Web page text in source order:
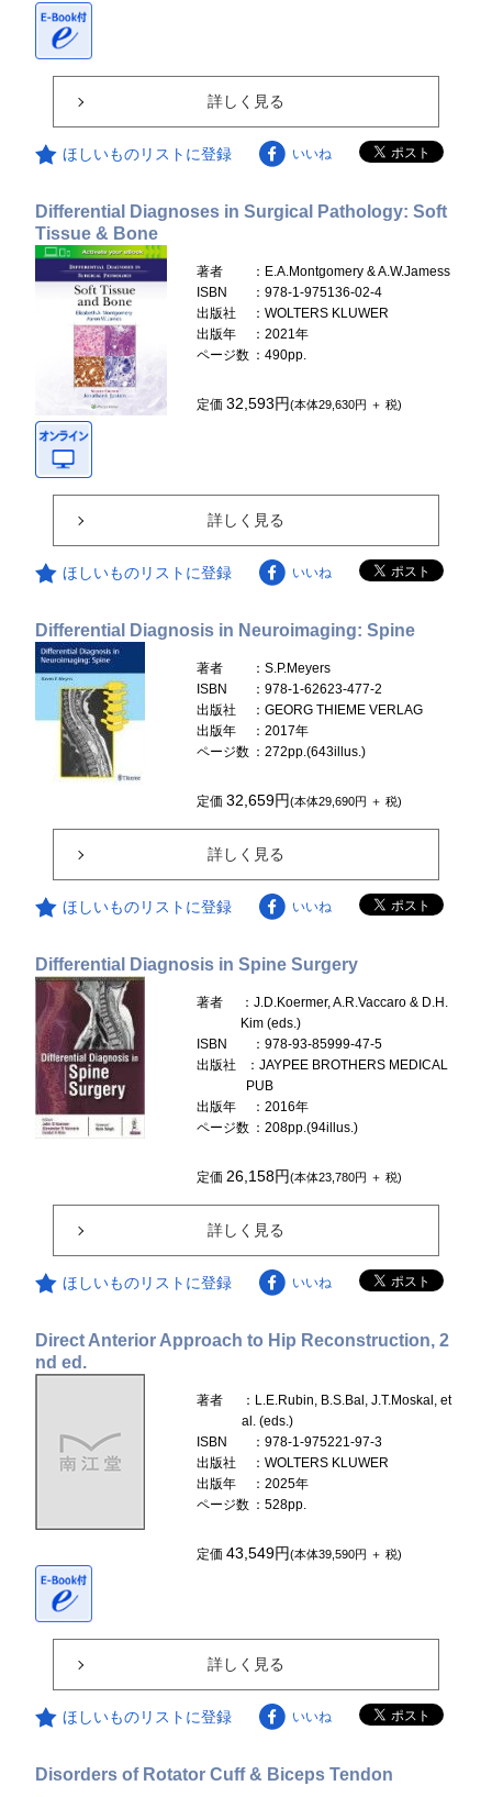
詳しく見る
ほしいものリストに登録 いいね
Differential Diagnoses in Surgical Pathology: Soft
Tissue & Bone
著者
：E.A.Montgomery & A.W.Jamess
ISBN
：978-1-975136-02-4
出版社
：WOLTERS KLUWER
出版年
：2021年
ページ数 ：490pp.
定価32,593円(本体29,630円 ＋ 税)
詳しく見る
ほしいものリストに登録 いいね
Differential Diagnosis in Neuroimaging: Spine
著者
：S.P.Meyers
ISBN
：978-1-62623-477-2
出版社
：GEORG THIEME VERLAG
出版年
：2017年
ページ数 ：272pp.(643illus.)
定価32,659円(本体29,690円 ＋ 税)
詳しく見る
ほしいものリストに登録 いいね
Differential Diagnosis in Spine Surgery
著者
：J.D.Koermer, A.R.Vaccaro & D.H.
Kim (eds.)
ISBN
：978-93-85999-47-5
出版社
：JAYPEE BROTHERS MEDICAL
PUB
出版年
：2016年
ページ数 ：208pp.(94illus.)
定価26,158円(本体23,780円 ＋ 税)
詳しく見る
ほしいものリストに登録 いいね
Direct Anterior Approach to Hip Reconstruction, 2
nd ed.
著者
：L.E.Rubin, B.S.Bal, J.T.Moskal, et
al. (eds.)
ISBN
：978-1-975221-97-3
出版社
：WOLTERS KLUWER
出版年
：2025年
ページ数 ：528pp.
定価43,549円(本体39,590円 ＋ 税)
詳しく見る
ほしいものリストに登録 いいね
Disorders of Rotator Cuff & Biceps Tendon